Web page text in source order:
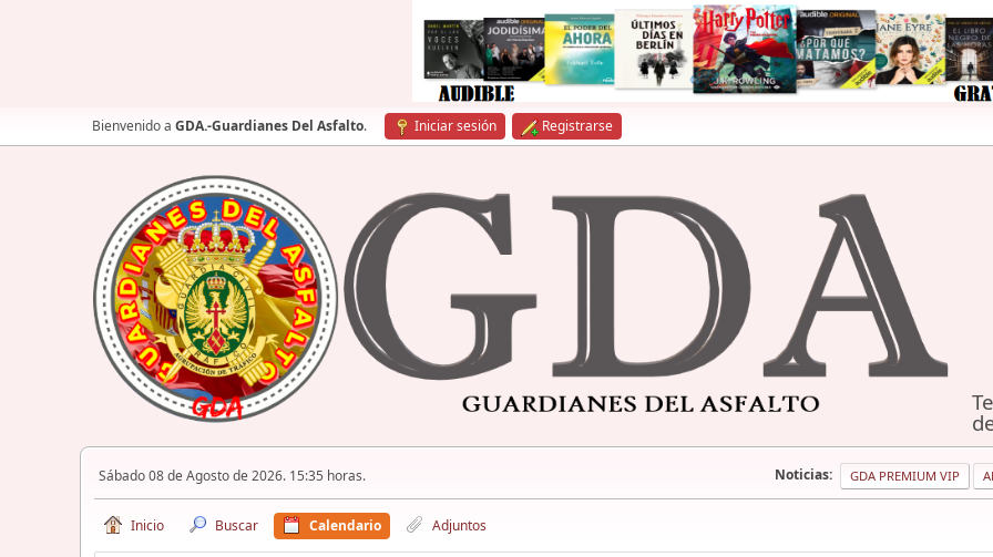
Bienvenido a GDA.-Guardianes Del Asfalto. Iniciar sesión Registrarse
Sábado 08 de Agosto de 2026. 15:35 horas. Noticias: GDA PREMIUM VIP
Inicio Buscar Calendario Adjuntos